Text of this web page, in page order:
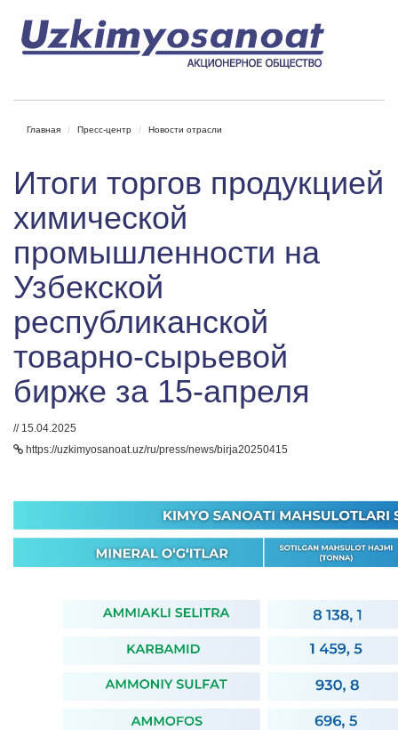
Главная Пресс-центр Новости отрасли
Итоги торгов продукцией
химической
промышленности на
Узбекской
республиканской
товарно-сырьевой
бирже за 15-апреля
// 15.04.2025
https://uzkimyosanoat.uz/ru/press/news/birja20250415